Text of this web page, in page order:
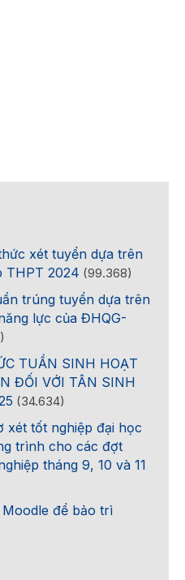
xét tuyển dựa trên
THPT 2024 (99.368)
trúng tuyển dựa trên
lực của ĐHQG-
TUẦN SINH HOẠT
ĐỐI VỚI TÂN SINH
(34.634)
xét tốt nghiệp đại học
trình cho các đợt
tháng 9, 10 và 11
để bảo trì